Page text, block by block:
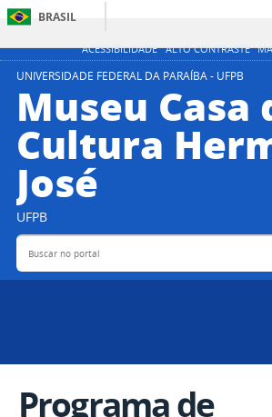
ACESSIBILIDADE ALTO CONTRASTE
BRASIL
UNIVERSIDADE FEDERAL DA PARAÍBA - UFPB
Museu Casa
Cultura
José
UFPB
Buscar no portal
Programa de